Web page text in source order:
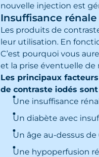
nouvelle injection est
Insuffisance rénale
Les produits de
leur utilisation. En
C’est pourquoi vous
et la prise éventuelle de
Les principaux
de contraste iodés sont
Une insuffisance
Un diabète avec
Un âge au-dessus de
Une hypoperfusion